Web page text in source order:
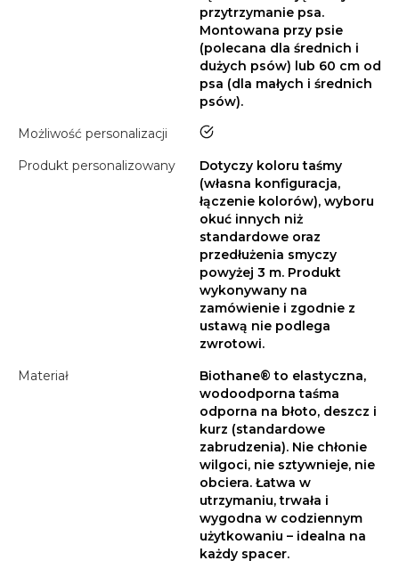
przytrzymanie psa.
Montowana przy psie
(polecana dla średnich i
dużych psów) lub 60 cm od
psa (dla małych i średnich
psów).
Możliwość personalizacji
tak
Produkt personalizowany
Dotyczy koloru taśmy
(własna konfiguracja,
łączenie kolorów), wyboru
okuć innych niż
standardowe oraz
przedłużenia smyczy
powyżej 3 m. Produkt
wykonywany na
zamówienie i zgodnie z
ustawą nie podlega
zwrotowi.
Materiał
Biothane® to elastyczna,
wodoodporna taśma
odporna na błoto, deszcz i
kurz (standardowe
zabrudzenia). Nie chłonie
wilgoci, nie sztywnieje, nie
obciera. Łatwa w
utrzymaniu, trwała i
wygodna w codziennym
użytkowaniu – idealna na
każdy spacer.